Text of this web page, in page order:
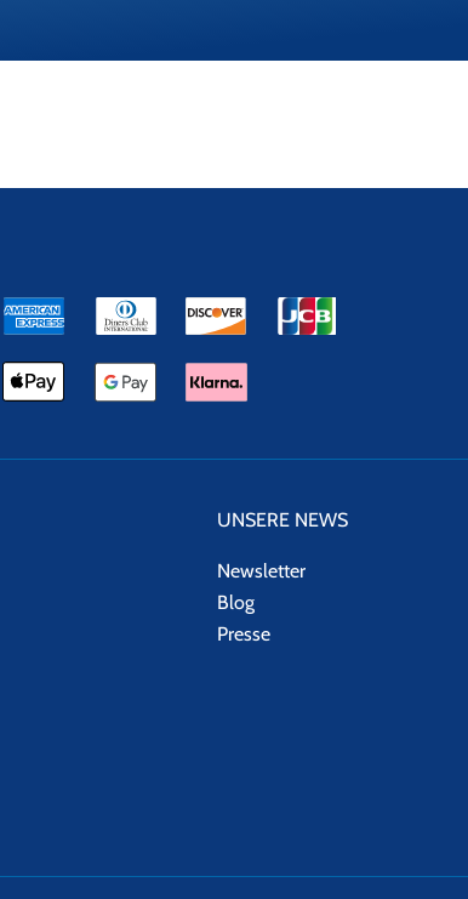
UNSERE NEWS
Newsletter
Blog
Presse